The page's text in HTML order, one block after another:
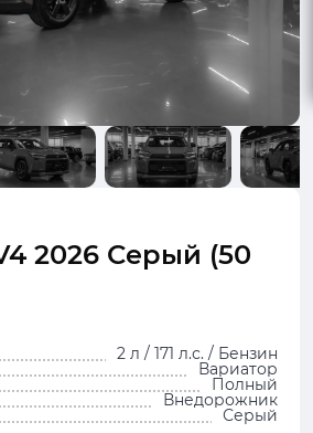
2026 Серый (50
2 л / 171 л.с. / Бензин
Вариатор
Полный
Внедорожник
Серый